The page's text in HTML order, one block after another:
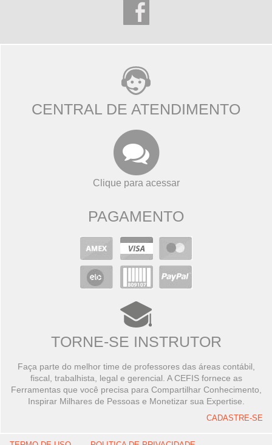
CENTRAL DE ATENDIMENTO
Clique para acessar
PAGAMENTO
TORNE-SE INSTRUTOR
Faça parte do melhor time de professores das áreas contábil,
fiscal, trabalhista, legal e gerencial. A CEFIS fornece as
Ferramentas que você precisa para Compartilhar Conhecimento,
Inspirar Milhares de Pessoas e Monetizar sua Expertise.
CADASTRE-SE